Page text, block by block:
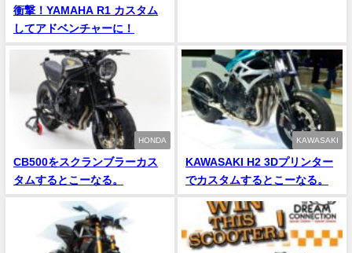
衝撃！YAMAHA R1 カスタム
してアドベンチャーに！
HONDA
CB500をスクランブラーカス
タムするとこーなる。
KAWASAKI
KAWASAKI H2 3Dプリンター
でカスタムするとこーなる。